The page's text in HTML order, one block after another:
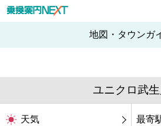
地図・タウンガ
ユニクロ武
天気 最寄